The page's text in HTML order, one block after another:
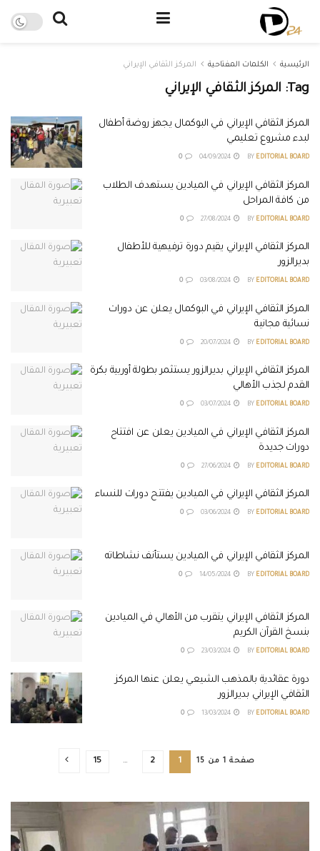
الرئيسية الكلمات المفتاحية المركز الثقافي الإيراني
Tag: المركز الثقافي الإيراني
المركز الثقافي الإيراني في البوكمال يجهز روضة أطفال
لبدء مشروع تعليمي
BY EDITORIAL BOARD
المركز الثقافي الإيراني في الميادين يستهدف الطلاب
من كافة المراحل
BY EDITORIAL BOARD
المركز الثقافي الإيراني يقيم دورة ترفيهية للأطفال
بديرالزور
BY EDITORIAL BOARD
المركز الثقافي الإيراني في البوكمال يعلن عن دورات
نسائية مجانية
BY EDITORIAL BOARD
المركز الثقافي الإيراني بديرالزور يستثمر بطولة أوربية بكرة
القدم لجذب الأهالي
BY EDITORIAL BOARD
المركز الثقافي الإيراني في الميادين يعلن عن افتتاح
دورات جديدة
BY EDITORIAL BOARD
المركز الثقافي الإيراني في الميادين يفتتح دورات للنساء
BY EDITORIAL BOARD
المركز الثقافي الإيراني في الميادين يستأنف نشاطاته
BY EDITORIAL BOARD
المركز الثقافي الإيراني يتقرب من الأهالي في الميادين
بنسخ القرآن الكريم
BY EDITORIAL BOARD
دورة عقائدية بالمذهب الشيعي يعلن عنها المركز
الثقافي الإيراني بديرالزور
BY EDITORIAL BOARD
صفحة 1 من 15 1
2
…
15